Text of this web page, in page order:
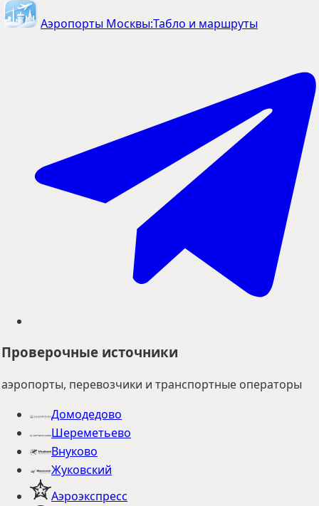
Аэропорты Москвы:Табло и маршруты
Проверочные источники
аэропорты, перевозчики и транспортные операторы
Домодедово
Шереметьево
Внуково
Жуковский
Аэроэкспресс